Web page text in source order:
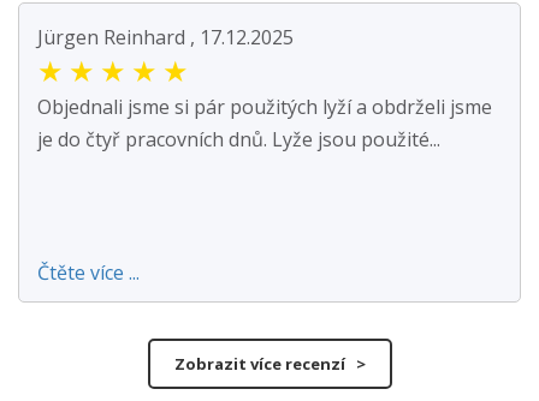
Jürgen Reinhard , 17.12.2025
★ ★ ★ ★ ★
Objednali jsme si pár použitých lyží a obdrželi jsme
je do čtyř pracovních dnů. Lyže jsou použité...
Čtěte více ...
Zobrazit více recenzí >